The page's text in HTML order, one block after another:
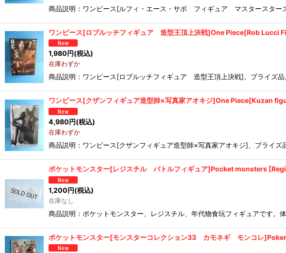
商品説明：ワンピース[ルフィ・エース・サボ フィギュア マスタースター
ワンピース[ロブルッチフィギュア 造型王頂上決戦]One Piece[Rob
1,980円(税込)
在庫わずか
商品説明：ワンピース[ロブルッチフィギュア 造型王頂上決戦]、プライズ
ワンピース[クザンフィギュア造型師×写真家アオキジ]One Piece[Kuzan
4,980円(税込)
在庫わずか
商品説明：ワンピース[クザンフィギュア造型師×写真家アオキジ]、プライ
ポケットモンスター[レジスチル バトルフィギュア]Pocket monsters
1,200円(税込)
在庫なし
商品説明：ポケットモンスター、レジスチル、年代物食玩フィギュアです
ポケットモンスター[モンスターコレクション33 カモネギ モンコレ